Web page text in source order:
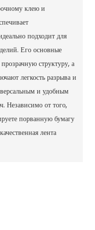
клею и
подходит для
Его основные
структуру, а
легкость разрыва и
и удобным
Независимо от того,
порванную бумагу
лента